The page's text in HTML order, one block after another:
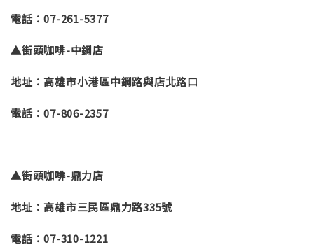
電話：07-261-5377
▲街頭咖啡-中鋼店
地址：高雄市小港區中鋼路與店北路口
電話：07-806-2357
▲街頭咖啡-鼎力店
地址：高雄市三民區鼎力路335號
電話：07-310-1221